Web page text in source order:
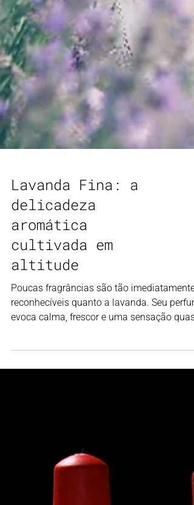
Lavanda Fina: a
delicadeza
aromática
cultivada em
altitude
Poucas fragrâncias são tão imediatamente